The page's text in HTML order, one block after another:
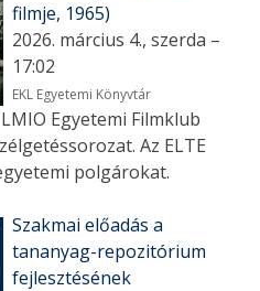
filmje, 1965)
2026. március 4., szerda –
17:02
EKL Egyetemi Könyvtár
Egyetemi Filmklub
Az ELTE
polgárokat.
Szakmai előadás a
tananyag-repozitórium
fejlesztésének